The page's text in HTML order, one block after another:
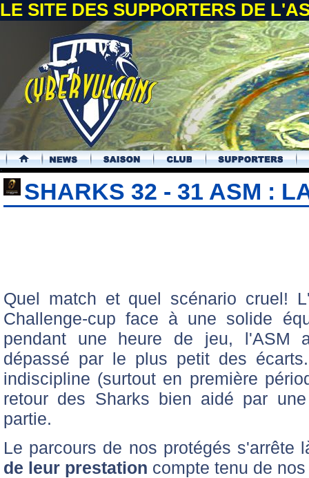
LE SITE DES SUPPORTERS DE
.
SHARKS 32 - 31 ASM :
Quel match et quel scénario cruel!
Challenge-cup face à une solide
pendant une heure de jeu, l'ASM
dépassé par le plus petit des
indiscipline (surtout en première
retour des Sharks bien aidé par
partie.
Le parcours de nos protégés s'arrête
de leur prestation compte tenu de